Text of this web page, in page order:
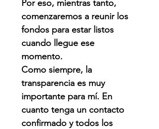
Por eso, mientras tanto,
comenzaremos a reunir los
fondos para estar listos
cuando llegue ese
momento.
Como siempre, la
transparencia es muy
importante para mí. En
cuanto tenga un contacto
confirmado y todos los